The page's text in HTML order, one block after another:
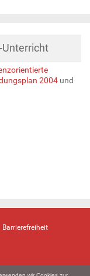
Unterricht
2004 und
Barrierefreiheit